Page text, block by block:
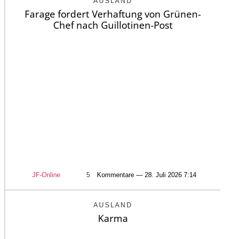
Farage fordert Verhaftung von Grünen-
Chef nach Guillotinen-Post
JF-Online 5 Kommentare — 28. Juli 2026 7:14
AUSLAND
Karma